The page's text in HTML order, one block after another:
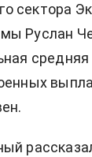
сектора
Руслан